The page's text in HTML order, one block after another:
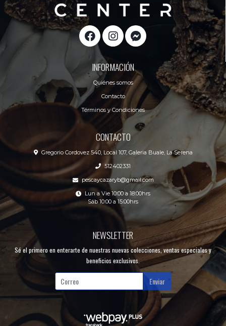
INFORMACIÓN
Quiénes somos
Contacto
Términos y Condiciones
CONTACTO
Gregorio Cordovez 540, Local 107, Galeria Buale, La Serena
512402331
pescaycazaryb@gmail.com
Lun a Vie 10:00 a 18:00hrs
Sáb 10:00 a 15:00hrs
NEWSLETTER
Sé el primero en enterarte de nuestras nuevas colecciones, ventas especiales y
beneficios exclusivos.
Enviar